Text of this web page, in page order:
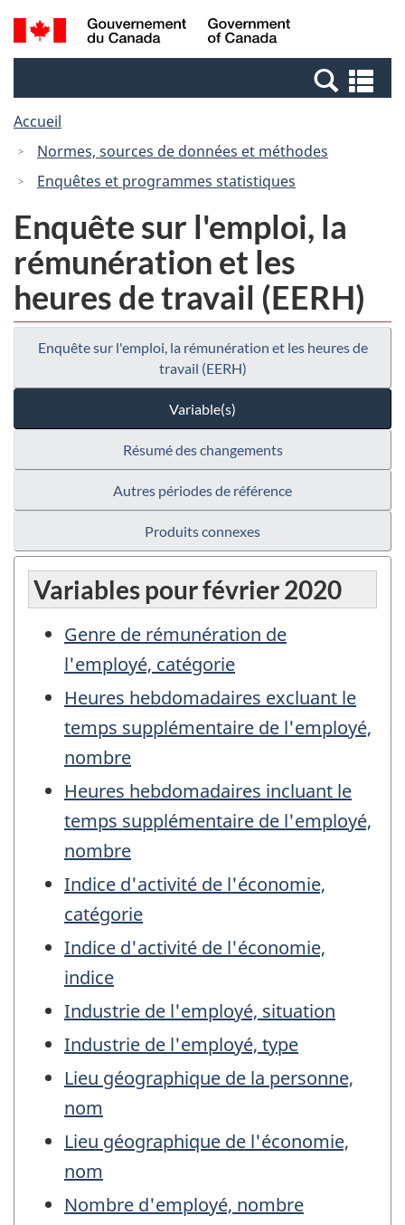
Passer
au
Passer
à
Canada
Recherche
et
et
Accueil
Normes, sources de données et méthodes
Enquêtes et programmes statistiques
Enquête sur l'emploi, la
rémunération et les
heures de travail (EERH)
Enquête sur l'emploi, la rémunération et les heures de
travail (EERH)
Variable(s)
Résumé des changements
Autres périodes de référence
Produits connexes
Variables pour février 2020
Genre de rémunération de
l'employé, catégorie
Heures hebdomadaires excluant le
temps supplémentaire de l'employé,
nombre
Heures hebdomadaires incluant le
temps supplémentaire de l'employé,
nombre
Indice d'activité de l'économie,
catégorie
Indice d'activité de l'économie,
indice
Industrie de l'employé, situation
Industrie de l'employé, type
Lieu géographique de la personne,
nom
Lieu géographique de l'économie,
nom
Nombre d'employé, nombre